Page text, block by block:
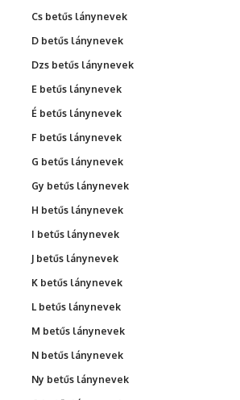
Cs betűs lánynevek
D betűs lánynevek
Dzs betűs lánynevek
E betűs lánynevek
É betűs lánynevek
F betűs lánynevek
G betűs lánynevek
Gy betűs lánynevek
H betűs lánynevek
I betűs lánynevek
J betűs lánynevek
K betűs lánynevek
L betűs lánynevek
M betűs lánynevek
N betűs lánynevek
Ny betűs lánynevek